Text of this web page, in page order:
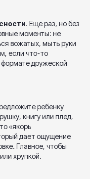
. Еще раз, но без
моменты: не
вожатых, мыть руки
если что-то
формате дружеской
ребенку
книгу или плед,
«якорь
дает ощущение
Главное, чтобы
хрупкой.